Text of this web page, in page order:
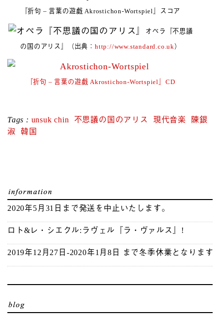
『折句 – 言葉の遊戯 Akrostichon-Wortspiel』スコア
オペラ『不思議
の国のアリス』（出典： http://www.standard.co.uk）
『折句 – 言葉の遊戯 Akrostichon-Wortspiel』CD
Tags : unsuk chin 不思議の国のアリス 現代音楽
陳銀
淑
韓国
2020年5月31日まで発送を中止いたします。
ロト&レ・シエクル:ラヴェル『ラ・ヴァルス』!
2019年12月27日-2020年1月8日 まで冬季休業となります